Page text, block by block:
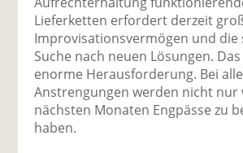
Lieferketten erfordert derzeit
Improvisationsvermögen und die
Suche nach neuen Lösungen.
enorme Herausforderung. Bei
Anstrengungen werden nicht nur
nächsten Monaten Engpässe zu
haben.